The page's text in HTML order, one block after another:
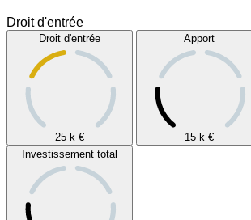
Droit d'entrée
25 k €
Apport
15 k €
Investissement total